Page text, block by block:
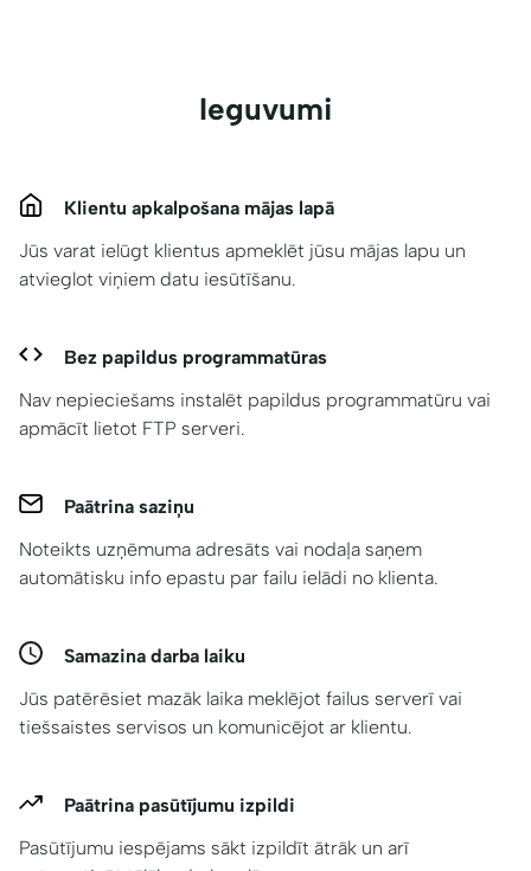
Ieguvumi
Klientu apkalpošana mājas lapā
Jūs varat ielūgt klientus apmeklēt jūsu mājas lapu un
atvieglot viņiem datu iesūtīšanu.
Bez papildus programmatūras
Nav nepieciešams instalēt papildus programmatūru vai
apmācīt lietot FTP serveri.
Paātrina saziņu
Noteikts uzņēmuma adresāts vai nodaļa saņem
automātisku info epastu par failu ielādi no klienta.
Samazina darba laiku
Jūs patērēsiet mazāk laika meklējot failus serverī vai
tiešsaistes servisos un komunicējot ar klientu.
Paātrina pasūtījumu izpildi
Pasūtījumu iespējams sākt izpildīt ātrāk un arī